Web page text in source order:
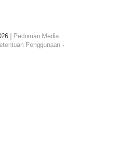
| Pedoman Media
Penggunaan ·